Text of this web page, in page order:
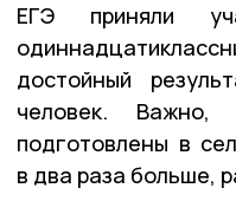
ЕГЭ приняли
достойный
человек. Важно,
подготовлены в
в два раза больше,